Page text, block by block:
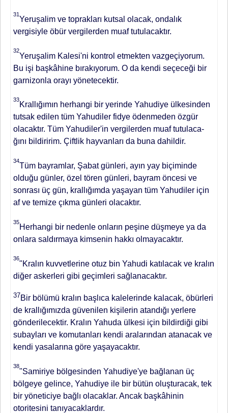
31
Yeruşalim ve toprakları kutsal olacak, ondalık
vergisiyle öbür vergi­lerden muaf tutulacaktır.
32
Yeruşalim Kalesi'ni kontrol etmekten vazgeçi­yorum.
Bu işi başkâhine bırakıyorum. O da kendi seçeceği bir
garnizonla orayı yönetecektir.
33
Krallığımın her­hangi bir yerinde Yahudiye ülkesin­den
tutsak edilen tüm Yahudiler fidye ödenmeden özgür
olacaktır. Tüm Ya­hudiler'in vergilerden muaf tutulaca­
ğını bildiririm. Çiftlik hayvanları da buna dahildir.
34
Tüm bayramlar, Şabat günleri, ayın yay biçiminde
oldu­ğu günler, özel tören günleri, bayram öncesi ve
sonrası üç gün, krallığımda yaşayan tüm Yahudiler için
af ve te­mize çıkma günleri olacaktır.
35
Her­hangi bir nedenle onların peşine düş­meye ya da
onlara saldırmaya kimse­nin hakkı olmayacaktır.
36
"Kralın kuvvetlerine otuz bin Ya­hudi katılacak ve kralın
diğer askerle­ri gibi geçimleri sağlanacaktır.
37Bir bölümü kralın başlıca kalelerinde ka­lacak, öbürleri
de krallığımızda güve­nilen kişilerin atandığı yerlere
gönde­rilecektir. Kralın Yahuda ülkesi için bildirdiği gibi
subayları ve komutan­ları kendi aralarından atanacak ve
ken­di yasalarına göre yaşayacaktır.
38
"Samiriye bölgesinden Yahudiye'ye bağlanan üç
bölgeye gelince, Yahudiye ile bir bütün oluşturacak, tek
bir yöneticiye bağlı olacaklar. An­cak başkâhinin
otoritesini tanıyacak­lardır.